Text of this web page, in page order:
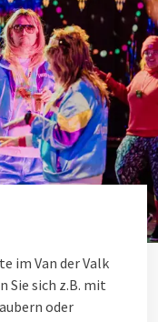
im Van der Valk
Sie sich z.B. mit
oder